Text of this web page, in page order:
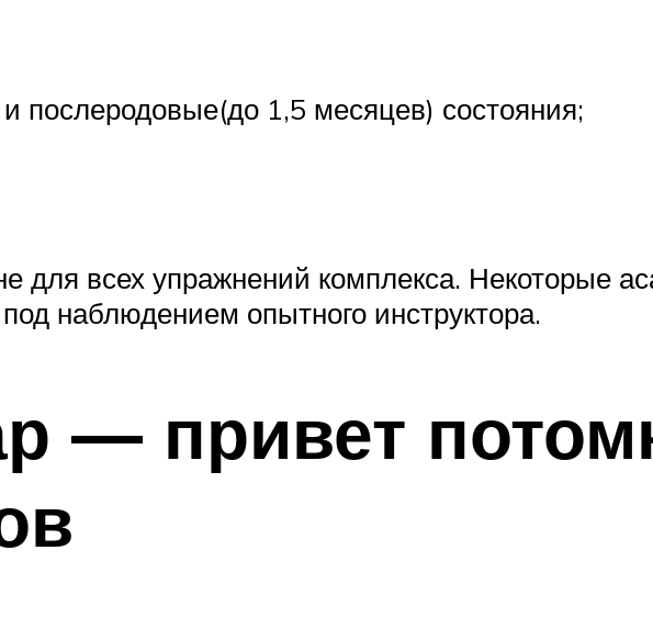
послеродовые(до 1,5 месяцев) состояния;
для всех упражнений комплекса. Некоторые
наблюдением опытного инструктора.
— привет